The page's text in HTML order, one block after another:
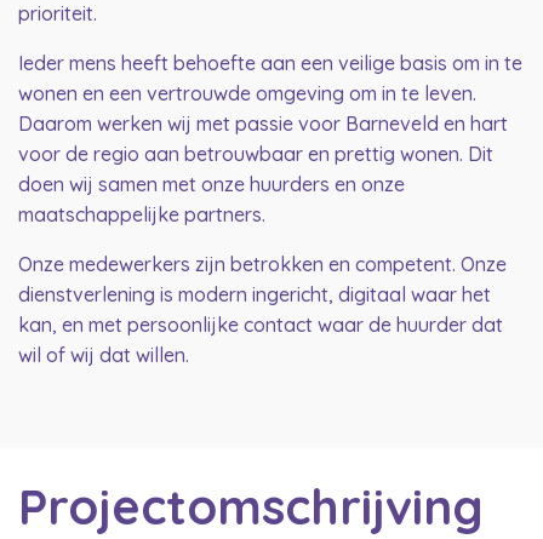
prioriteit.
Ieder mens heeft behoefte aan een veilige basis om in te
wonen en een vertrouwde omgeving om in te leven.
Daarom werken wij met passie voor Barneveld en hart
voor de regio aan betrouwbaar en prettig wonen. Dit
doen wij samen met onze huurders en onze
maatschappelijke partners.
Onze medewerkers zijn betrokken en competent. Onze
dienstverlening is modern ingericht, digitaal waar het
kan, en met persoonlijke contact waar de huurder dat
wil of wij dat willen.
Projectomschrijving